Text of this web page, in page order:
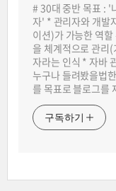
# 30대 중반 목표 : '
자' * 관리자와 개발
이션)가 가능한 역
을 체계적으로 관리
자라는 인식 * 자바
누구나 들려봤을법
를 목표로 블로그를
구독하기